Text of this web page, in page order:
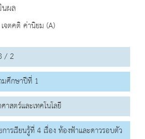
ผล
ตคติ ค่านิยม (A)
/ 2
ศึกษาปีที่ 1
าสตร์และเทคโนโลยี
ารเรียนรู้ที่ 4 เรื่อง ท้องฟ้าและดาวรอบตัว